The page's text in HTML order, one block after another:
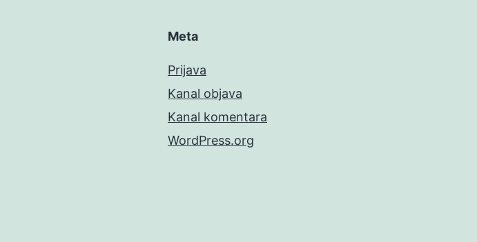
Meta
Prijava
Kanal objava
Kanal komentara
WordPress.org